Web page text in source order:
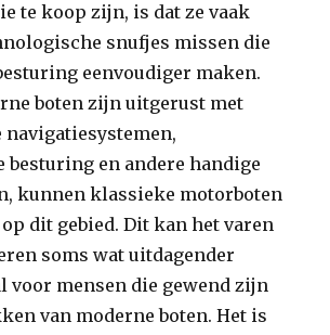
te koop zijn, is dat ze vaak
snufjes missen die
eenvoudiger maken.
boten zijn uitgerust met
navigatiesystemen,
en andere handige
kunnen klassieke motorboten
dit gebied. Dit kan het varen
soms wat uitdagender
voor mensen die gewend zijn
van moderne boten. Het is